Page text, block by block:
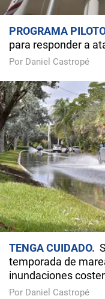
PROGRAMA PILOTO
para responder a
Por Daniel Castropé
TENGA CUIDADO
temporada de
inundaciones
Por Daniel Castropé